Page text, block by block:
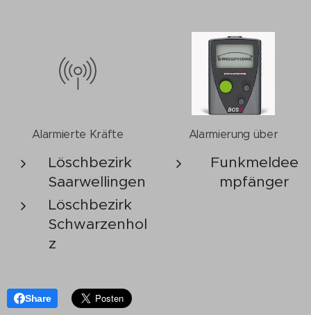
Alarmierte Kräfte
Löschbezirk
Saarwellingen
Löschbezirk
Schwarzenhol
z
Alarmierung über
Funkmeldee
mpfänger
Share